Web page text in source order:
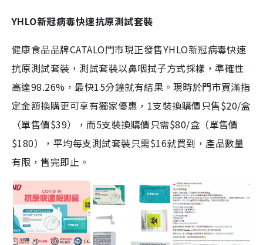
YHLO新冠病毒快速抗原測試套裝
健康食品品牌CATALO門市現正發售YHLO新冠病毒快速
抗原測試套裝，測試套裝以鼻咽拭子方式採樣，準確性
高達98.26%，最快15分鐘就有結果。現時於門市買滿指
定金額換購更可享有獨家優惠，1支裝換購價只售$20/盒
（單售價$39），而5支裝換購價只需$80/盒（單售價
$180），平均每支測試套裝只需$16就買到，產品數量
有限，售完即止。